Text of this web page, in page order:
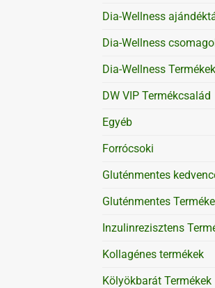
Dia-Wellness
Dia-Wellness
Dia-Wellness Termékek
DW VIP Termékcsalád
Egyéb
Forrócsoki
Gluténmentes
Gluténmentes
Inzulinrezisztens
Kollagénes termékek
Kölyökbarát Termékek